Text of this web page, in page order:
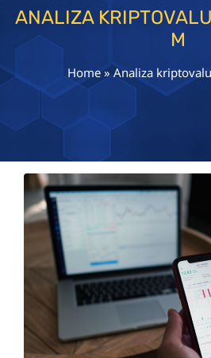
ANALIZA
M
Home»Analiza